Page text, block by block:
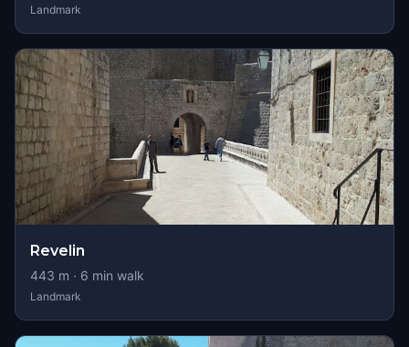
Landmark
Revelin
443 m · 6 min walk
Landmark